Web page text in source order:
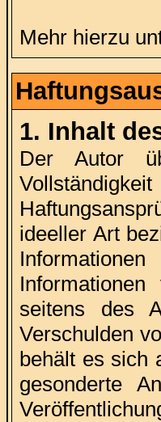
Mehr hierzu
1. Inhalt
Der Autor
ideeller Art
seitens des
Verschulden
behält es sich
gesonderte